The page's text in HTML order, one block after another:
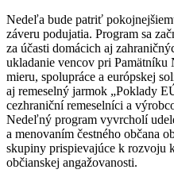
Nedeľa bude patriť
záveru podujatia. Program sa
za účasti domácich aj
ukladanie vencov pri
mieru, spolupráce a európskej
aj remeselný jarmok „Poklady
cezhraniční remeselníci a
Nedeľný program vyvrcholí
a menovaním čestného občana
skupiny prispievajúce k rozvoju
občianskej angažovanosti.